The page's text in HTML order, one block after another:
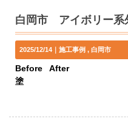
2025/12/14｜施工事例 白岡市
Before After
塗